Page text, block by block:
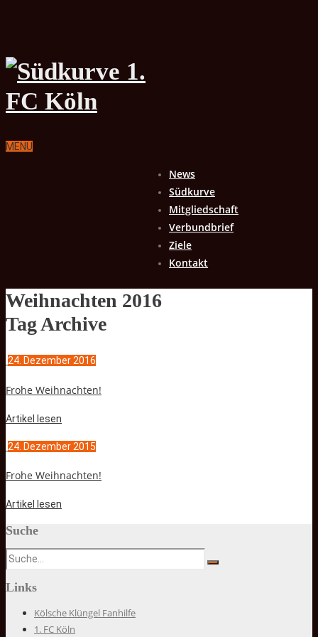
MENU
News
Südkurve
Mitgliedschaft
Verbundbrief
Ziele
Kontakt
Weihnachten 2016
Tag Archive
24. Dezember 2016
Frohe Weihnachten!
Artikel lesen
24. Dezember 2015
Frohe Weihnachten!
Artikel lesen
Suche
Links
Kölsche Klüngel Fanhilfe
1. FC Köln